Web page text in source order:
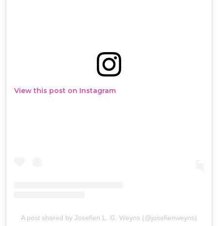
View this post on Instagram
A post shared by Josefien L. G. Weyns (@josefienweyns)